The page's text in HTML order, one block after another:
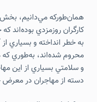
همان‌طوركه مي‌دانيم،
كارگران روزمزدي بوده‌اند
به خطر انداخته و بسياري
محروم شده‌اند، به‌طوري كه
و سلامتي بسياري از اين
دسته از مهاجران در معرض